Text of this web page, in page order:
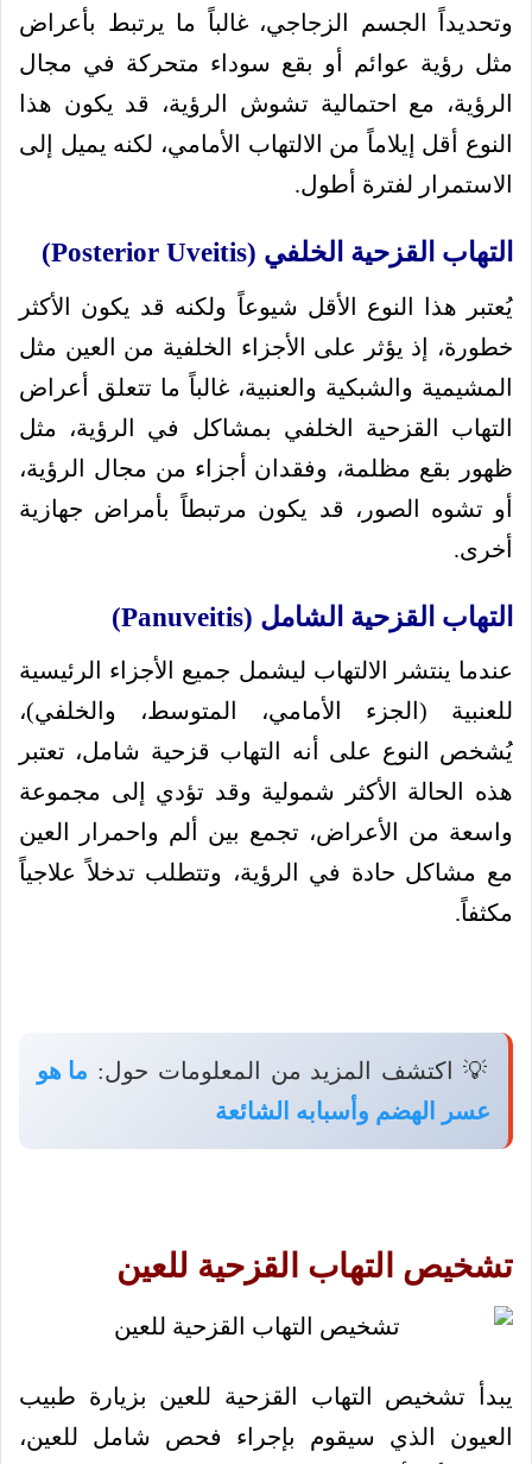
وتحديداً الجسم الزجاجي، غالباً ما يرتبط بأعراض
مثل رؤية عوائم أو بقع سوداء متحركة في مجال
الرؤية، مع احتمالية تشوش الرؤية، قد يكون هذا
النوع أقل إيلاماً من الالتهاب الأمامي، لكنه يميل إلى
الاستمرار لفترة أطول.
التهاب القزحية الخلفي (Posterior Uveitis)
يُعتبر هذا النوع الأقل شيوعاً ولكنه قد يكون الأكثر
خطورة، إذ يؤثر على الأجزاء الخلفية من العين مثل
المشيمية والشبكية والعنبية، غالباً ما تتعلق أعراض
التهاب القزحية الخلفي بمشاكل في الرؤية، مثل
ظهور بقع مظلمة، وفقدان أجزاء من مجال الرؤية،
أو تشوه الصور، قد يكون مرتبطاً بأمراض جهازية
أخرى.
التهاب القزحية الشامل (Panuveitis)
عندما ينتشر الالتهاب ليشمل جميع الأجزاء الرئيسية
للعنبية (الجزء الأمامي، المتوسط، والخلفي)،
يُشخص النوع على أنه التهاب قزحية شامل، تعتبر
هذه الحالة الأكثر شمولية وقد تؤدي إلى مجموعة
واسعة من الأعراض، تجمع بين ألم واحمرار العين
مع مشاكل حادة في الرؤية، وتتطلب تدخلاً علاجياً
مكثفاً.
💡 اكتشف المزيد من المعلومات حول: ما هو
عسر الهضم وأسبابه الشائعة
تشخيص التهاب القزحية للعين
يبدأ تشخيص التهاب القزحية للعين بزيارة طبيب
العيون الذي سيقوم بإجراء فحص شامل للعين،